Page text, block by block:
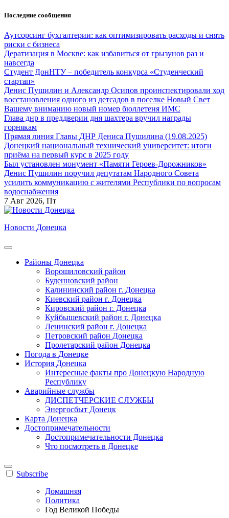
Перейти
содержанию
Последние сообщения
Аутсорсинг бухгалтерии: как оптимизировать расходы и снять
риски с бизнеса
Дератизация в Москве: как избавиться от грызунов раз и
навсегда
Студент ДонНТУ – победитель конкурса «Студенческий
стартап»
Денис Пушилин и Александр Осипов проинспектировали ход
восстановления одного из детсадов в поселке Новый Свет
Вашему вниманию новый номер бюллетеня ИМС
Глава днр в преддверии дня шахтера вручил награды
горнякам
Прямая линия Главы ДНР Дениса Пушилина (19.08.2025)
Донецкий национальный технический университет: итоги
приёма на первый курс в 2025 году
Был установлен монумент «Памяти Героев-Дорожников»
Денис Пушилин поручил депутатам Народного Совета
усилить коммуникацию с жителями Республики по вопросам
водоснабжения
7 Авг 2026, Пт
Новости Донецка
Районы Донецка
Ворошиловский район
Буденновский район
Калининский район г. Донецка
Киевский район г. Донецка
Кировский район г. Донецка
Куйбышевский район г. Донецка
Ленинский район г. Донецка
Петровский район Донецка
Пролетарский район Донецка
Погода в Донецке
История Донецка
Интересные факты про Донецкую Народную
Республику
Аварийные службы
ДИСПЕТЧЕРСКИЕ СЛУЖБЫ
Энергосбыт Донецк
Карта Донецка
Достопримечательности
Достопримечательности Донецка
Что посмотреть в Донецке
Subscribe
Домашняя
Политика
Год Великой Победы